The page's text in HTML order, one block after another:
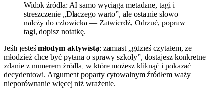
Widok źródła: AI samo wyciąga metadane, tagi i
streszczenie „Dlaczego warto”, ale ostatnie słowo
należy do człowieka — Zatwierdź, Odrzuć, popraw
tagi, dopisz notatkę.
Jeśli jesteś młodym aktywistą: zamiast „gdzieś czytałem, że
młodzież chce być pytana o sprawy szkoły”, dostajesz konkretne
zdanie z numerem źródła, w które możesz kliknąć i pokazać
decydentowi. Argument poparty cytowalnym źródłem waży
nieporównanie więcej niż wrażenie.